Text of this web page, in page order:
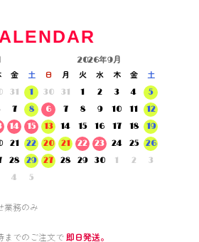
金
土
31
1
7
8
14
15
21
22
28
29
4 5
2026年9月
日 月 火 水 木 金
土
30
31 1 2 3 4
5
6
7 8 9 10 11
12
13
14 15 16 17 18
19
20
21 22 23 24 25
26
27
28 29 30 1 2 3
業務のみ
までのご注文で 即日発送。